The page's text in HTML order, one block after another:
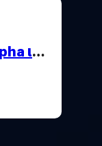
เมื่อ